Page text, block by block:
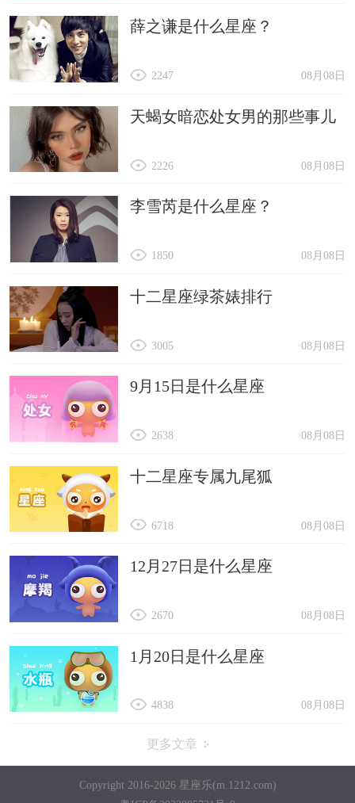
薛之谦是什么星座？
08月08日
2247
天蝎女暗恋处女男的那些事儿
08月08日
2226
李雪芮是什么星座？
08月08日
1850
十二星座绿茶婊排行
08月08日
3005
9月15日是什么星座
08月08日
2638
十二星座专属九尾狐
08月08日
6718
12月27日是什么星座
08月08日
2670
1月20日是什么星座
08月08日
4838
更多文章
Copyright 2016-2026 星座乐(m.1212.com)